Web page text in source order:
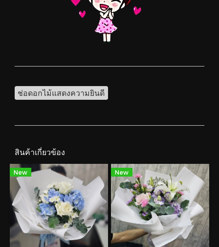
ช่อดอกไม้แสดงความยินดี
สินค้าเกี่ยวข้อง
New New